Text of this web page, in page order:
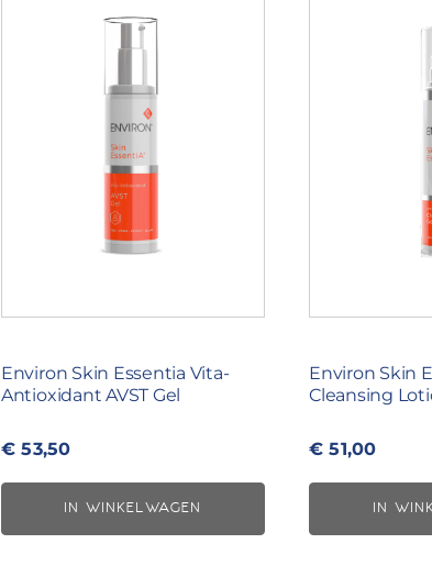
Environ Skin Essentia Vita-
Antioxidant AVST Gel
€ 53,50
IN WINKELWAGEN
Environ Skin
Cleansing
€ 51,00
IN